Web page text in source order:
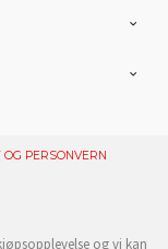
OG PERSONVERN
og vi kan